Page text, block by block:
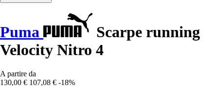
Puma
Scarpe running
Velocity Nitro 4
A partire da
130,00 € 107,08 € -18%